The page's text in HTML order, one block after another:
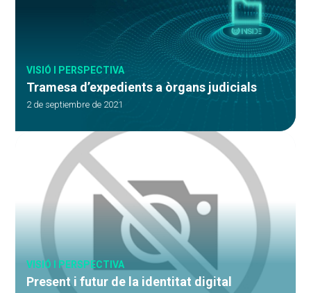
VISIÓ I PERSPECTIVA
Tramesa d’expedients a òrgans judicials
2 de septiembre de 2021
VISIÓ I PERSPECTIVA
Present i futur de la identitat digital